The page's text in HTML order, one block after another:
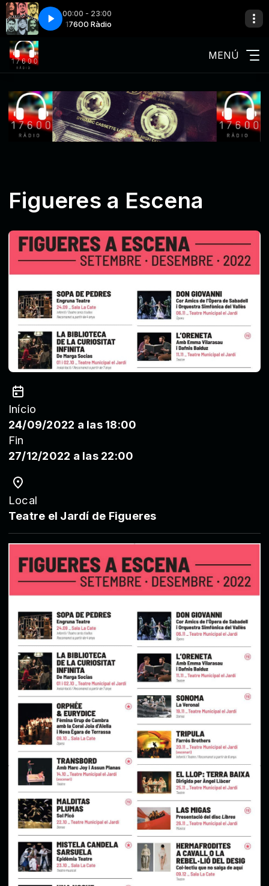
00:00 - 23:00
17600 Ràdio
tecnic de so La Ludwig Band-Xavier tecnic de so
MENÚ
Figueres a Escena
Início
24/09/2022 a las 18:00
Fin
27/12/2022 a las 22:00
Local
Teatre el Jardí de Figueres